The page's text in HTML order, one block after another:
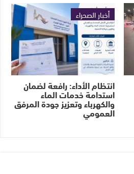
أخبار الصحراء
انتظام الأداء: رافعة لضمان
استدامة خدمات الماء
والكهرباء وتعزيز جودة المرفق
العمومي